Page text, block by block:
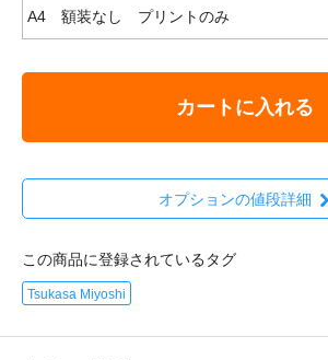
カートに入れる
オプションの値段詳細
この商品に登録されているタグ
Tsukasa Miyoshi